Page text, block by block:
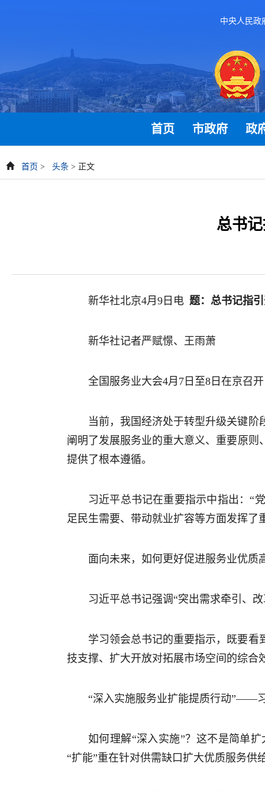
中央人民政
首页 市政府 政
首页 > 头条 > 正文
总书
新华社北京4月9日电 题：总书记指
新华社记者严赋憬、王雨萧
全国服务业大会4月7日至8日在京召
当前，我国经济处于转型升级关键
阐明了发展服务业的重大意义、重要原
提供了根本遵循。
习近平总书记在重要指示中指出：“
足民生需要、带动就业扩容等方面发挥了
面向未来，如何更好促进服务业优质
习近平总书记强调“突出需求牵引、
学习领会总书记的重要指示，既要
技支撑、扩大开放对拓展市场空间的综
“深入实施服务业扩能提质行动”——
如何理解“深入实施”？这不是简单
“扩能”重在针对供需缺口扩大优质服务